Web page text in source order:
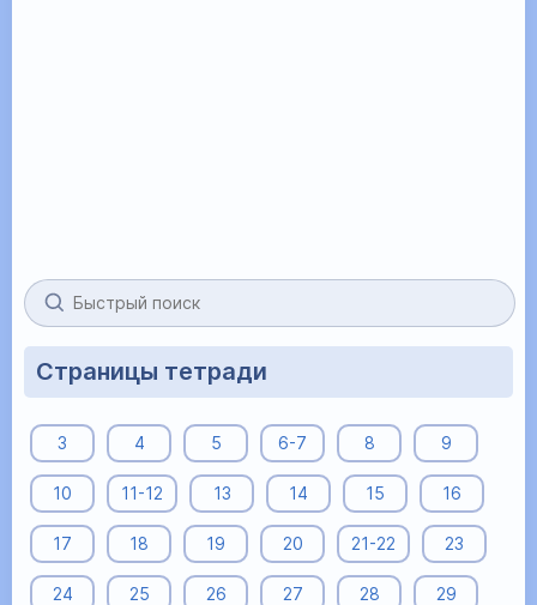
Страницы тетради
3 4 5 6-7 8 9
10 11-12 13 14 15 16
17 18 19 20 21-22 23
24 25 26 27 28 29